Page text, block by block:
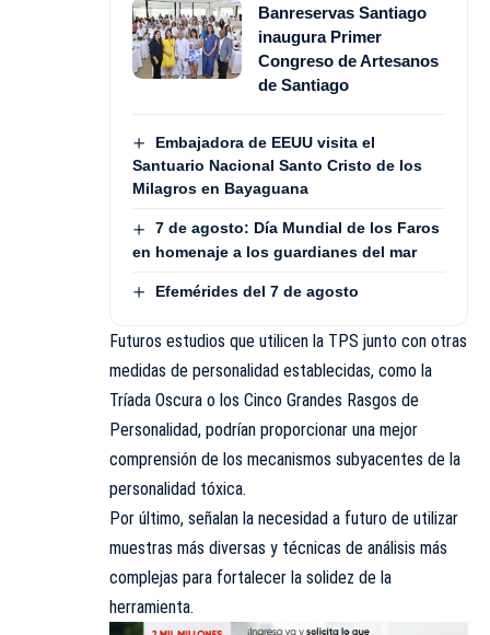
Banreservas Santiago
inaugura Primer
Congreso de Artesanos
de Santiago
Embajadora de EEUU visita el
Santuario Nacional Santo Cristo de los
Milagros en Bayaguana
7 de agosto: Día Mundial de los Faros
en homenaje a los guardianes del mar
Efemérides del 7 de agosto
Futuros estudios que utilicen la TPS junto con otras
medidas de personalidad establecidas, como la
Tríada Oscura o los Cinco Grandes Rasgos de
Personalidad, podrían proporcionar una mejor
comprensión de los mecanismos subyacentes de la
personalidad tóxica.
Por último, señalan la necesidad a futuro de utilizar
muestras más diversas y técnicas de análisis más
complejas para fortalecer la solidez de la
herramienta.